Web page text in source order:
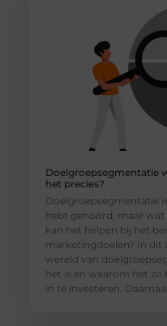
Doelgroepsegmentatie
het precies?
Doelgroepsegmentatie
hebt gehoord, maar
kan het helpen bij het
marketingdoelen? In dit
wereld van
het is en waarom het zo
in te investeren.